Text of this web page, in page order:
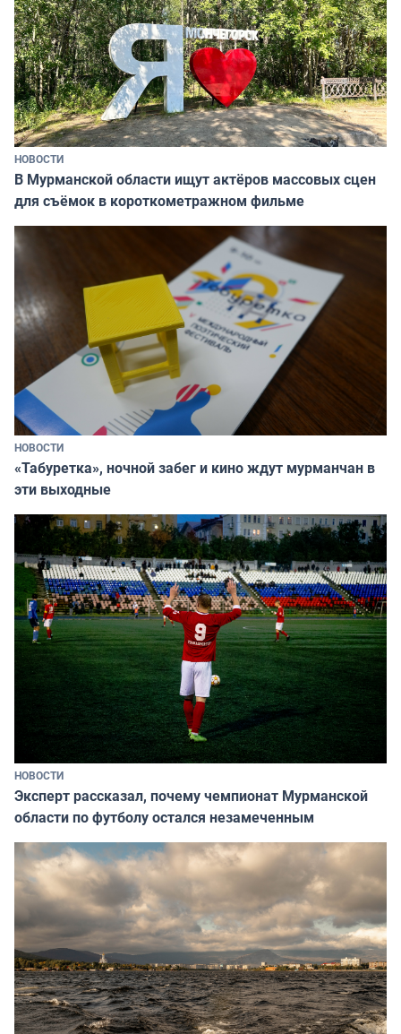
НОВОСТИ
В Мурманской области ищут актёров массовых сцен
для съёмок в короткометражном фильме
НОВОСТИ
«Табуретка», ночной забег и кино ждут мурманчан в
эти выходные
НОВОСТИ
Эксперт рассказал, почему чемпионат Мурманской
области по футболу остался незамеченным